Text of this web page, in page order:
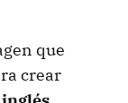
que
crear